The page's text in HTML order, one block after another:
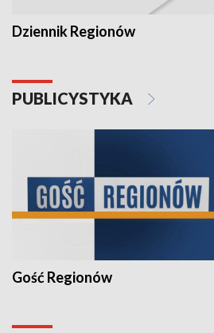
Dziennik Regionów
PUBLICYSTYKA
Gość Regionów